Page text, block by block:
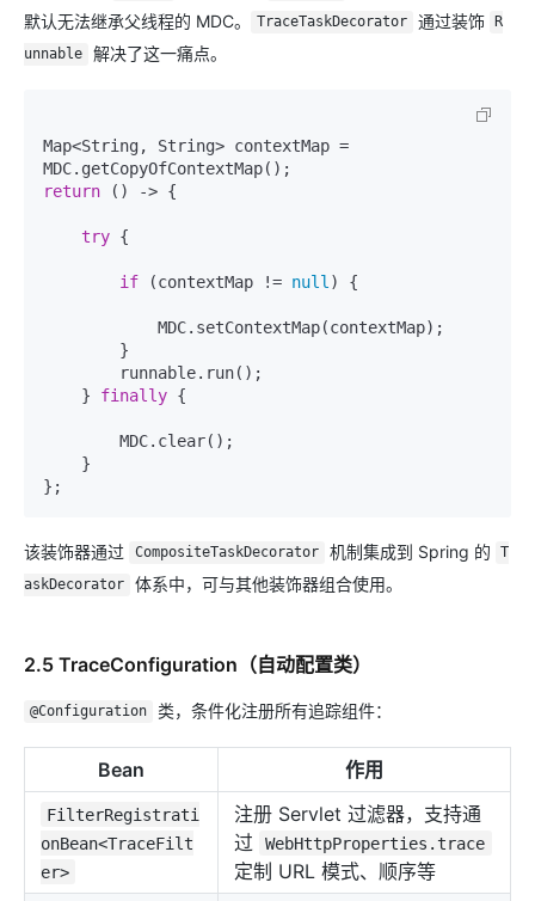
默认无法继承父线程的 MDC。
TraceTaskDecorator 通过装饰
R
unnable
解决了这一痛点。
Map<String, String> contextMap =
return () -> {
try {
if (contextMap != null ) {
    }
finally {
该装饰器通过 CompositeTaskDecorator 机制集成到 Spring 的
T
askDecorator
体系中，可与其他装饰器组合使用。
2.5 TraceConfiguration（自动配置类）
@Configuration 类，条件化注册所有追踪组件：
Bean 作用
FilterRegistrati
onBean<TraceFilt
er>
注册 Servlet 过滤器，支持通
过
WebHttpProperties.trace
定制 URL 模式、顺序等